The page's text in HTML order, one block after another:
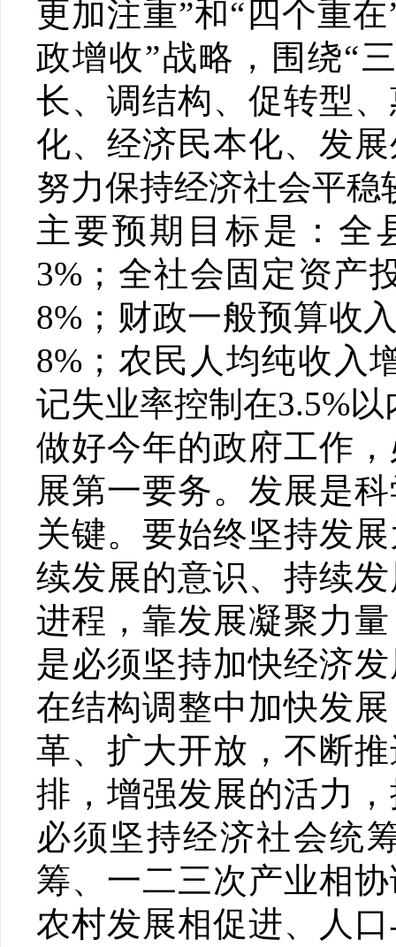
更加注重”和“四个重
政增收”战略，围绕“
长、调结构、促转型
化、经济民本化、发
努力保持经济社会平稳
主要预期目标是：全
3%；全社会固定资产
8%；财政一般预算收
8%；农民人均纯收入
记失业率控制在3.5%
做好今年的政府工作
展第一要务。发展是
关键。要始终坚持发
续发展的意识、持续
进程，靠发展凝聚力
是必须坚持加快经济
在结构调整中加快发
革、扩大开放，不断
排，增强发展的活力
必须坚持经济社会统
筹、一二三次产业相
农村发展相促进、人